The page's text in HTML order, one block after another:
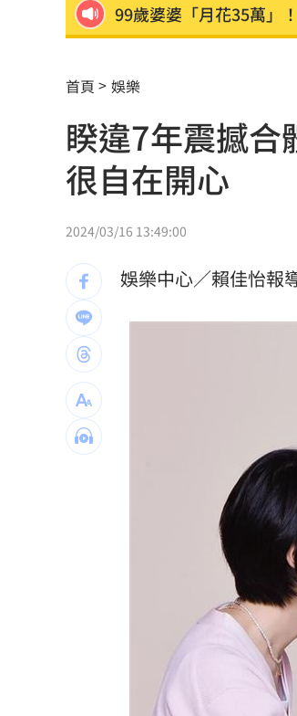
99歲婆婆「月花35萬」
想靠正二翻本？ 達人教
男同事追求不成跟騷偷
演習硬上路還無照！鳳山
一軍不是來跑龍套 餅總
靠2根鐵軌橫掃AI鏈 川
獅子座新月伴日蝕！12
桃猿二軍單場僅3投 副
颱風硬闖海邊！巨浪來1
大盤收紅、正二反跌？
台灣彩券開獎直播中
LIVE三立+24小時直播
首頁 娛樂
睽違7年震撼合
很自在開心
2024/03/16 13:49:00
娛樂中心／賴佳怡報